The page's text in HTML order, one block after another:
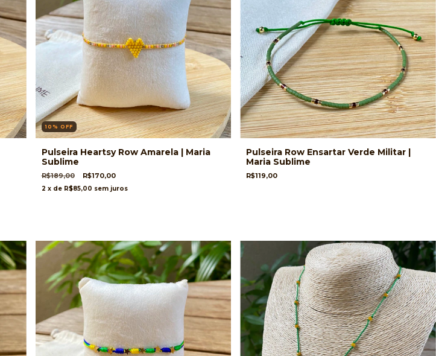
10 % OFF
Pulseira Heartsy Row Amarela | Maria
Sublime
R$189,00 R$170,00
2 x de R$85,00 sem juros
Pulseira Row Ensartar Verde Militar |
Maria Sublime
R$119,00